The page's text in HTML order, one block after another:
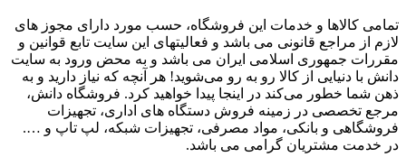
تمامی کالاها و خدمات این فروشگاه، حسب مورد دارای مجوز های
لازم از مراجع قانونی می باشد و فعالیتهای این سایت تابع قوانین و
مقررات جمهوری اسلامی ایران می باشد و به محض ورود به سایت
دانش با دنیایی از کالا رو به رو می‌شوید! هر آنچه که نیاز دارید و به
ذهن شما خطور می‌کند در اینجا پیدا خواهید کرد. فروشگاه دانش،
مرجع تخصصی در زمینه فروش دستگاه های اداری، تجهیزات
فروشگاهی و بانکی، مواد مصرفی، تجهیزات شبکه، لپ تاپ و ….
در خدمت مشتریان گرامی می باشد.